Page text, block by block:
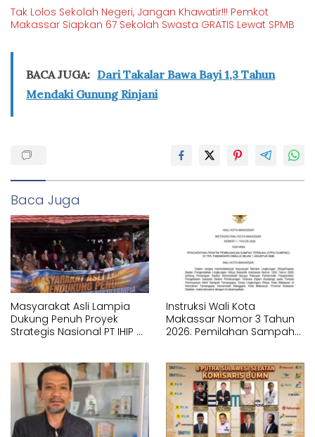
Tak Lolos Sekolah Negeri, Jangan Khawatir!!! Pemkot
Makassar Siapkan 67 Sekolah Swasta GRATIS Lewat SPMB
BACA JUGA: Dari Takalar Bawa Bayi 1,3 Tahun
Mendaki Gunung Rinjani
Baca Juga
Masyarakat Asli Lampia
Dukung Penuh Proyek
Strategis Nasional PT IHIP di
Instruksi Wali Kota
Makassar Nomor 3 Tahun
2026: Pemilahan Sampah